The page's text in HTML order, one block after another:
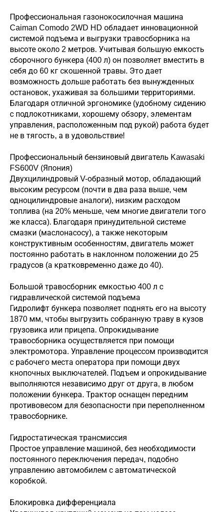
Профессиональная газонокосилочная машина
Caiman Comоdo 2WD HD обладает инновационной
системой подъема и выгрузки травосборника на
высоте около 2 метров. Учитывая большую емкость
сборочного бункера (400 л) он позволяет вместить в
себя до 60 кг скошенной травы. Это дает
возможность дольше работать без вынужденных
остановок, ухаживая за большими территориями.
Благодаря отличной эргономике (удобному сидению
с подлокотниками, хорошему обзору, элементам
управления, расположенным под рукой) работа будет
не в тягость, а в удовольствие!
Профессиональный бензиновый двигатель Kawasaki
FS600V (Япония)
Двухцилиндровый V-образный мотор, обладающий
высоким ресурсом (почти в два раза выше, чем
одноцилиндровые аналоги), низким расходом
топлива (на 20% меньше, чем многие двигатели того
же класса). Благодаря принудительной системе
смазки (маслонасосу), а также некоторым
конструктивным особенностям, двигатель может
постоянно работать в наклонном положении до 25
градусов (а кратковременно даже до 40).
Большой травосборник емкостью 400 л с
гидравлической системой подъема
Гидролифт бункера позволяет поднять его на высоту
1870 мм, чтобы выгрузить собранную траву в кузов
грузовика или прицепа. Опрокидывание
травосборника осуществляется при помощи
электромотора. Управление процессом производится
с рабочего места оператора при помощи двух
кнопочных выключателей. Подъем и опрокидывание
выполняются независимо друг от друга, в любом
положении бункера. Трактор оснащен передним
противовесом для безопасности при переполненном
травосборнике.
Гидростатическая трансмиссия
Простое управление машиной, без необходимости
постоянного переключения передач, подобно
управлению автомобилем с автоматической
коробкой.
Блокировка дифференциала